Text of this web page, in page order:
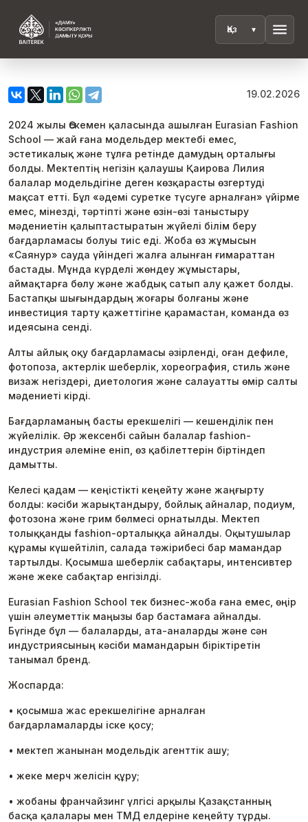
menu
19.02.2026
2024 жылы Өскемен қаласында ашылған Eurasian Fashion
School — жай ғана модельдер мектебі емес,
эстетикалық және тұлға ретінде дамудың орталығы
болды. Мектептің негізін қалаушы Қаирова Лилия
балалар модельдігіне деген көзқарасты өзгертуді
мақсат етті. Бұл «әдемі суретке түсуге арналған» үйірме
емес, мінезді, тәртіпті және өзін-өзі таныстыру
мәдениетін қалыптастыратын жүйелі білім беру
бағдарламасы болуы тиіс еді. Жоба өз жұмысын
«Саянур» сауда үйіндегі жалға алынған ғимараттан
бастады. Мұнда күрделі жөндеу жұмыстары,
аймақтарға бөлу және жабдық сатып алу қажет болды.
Бастапқы шығындардың жоғары болғаны және
инвестиция тарту қажеттігіне қарамастан, команда өз
идеясына сенді.
Алты айлық оқу бағдарламасы әзірленді, оған дефиле,
фотопоза, актерлік шеберлік, хореография, стиль және
визаж негіздері, диетология және салауатты өмір салты
мәдениеті кірді.
Бағдарламаның басты ерекшелігі — кешенділік пен
жүйелілік. Әр жексенбі сайын балалар fashion-
индустрия әлеміне еніп, өз қабілеттерін біртіндеп
дамытты.
Келесі қадам — кеңістікті кеңейту және жаңғырту
болды: кәсіби жарықтандыру, бойлық айналар, подиум,
фотозона және грим бөлмесі орнатылды. Мектеп
толыққанды fashion-орталыққа айналды. Оқытушылар
құрамы күшейтіліп, салада тәжірибесі бар мамандар
тартылды. Қосымша шеберлік сабақтары, интенсивтер
және жеке сабақтар енгізілді.
Eurasian Fashion School тек бизнес-жоба ғана емес, өңір
үшін әлеуметтік маңызы бар бастамаға айналды.
Бүгінде бұл — балаларды, ата-аналарды және сән
индустриясының кәсіби мамандарын біріктіретін
танымал бренд.
Жоспарда:
• қосымша жас ерекшелігіне арналған
бағдарламаларды іске қосу;
• мектеп жанынан модельдік агенттік ашу;
• жеке мерч желісін құру;
• жобаны франчайзинг үлгісі арқылы Қазақстанның
басқа қалалары мен ТМД елдеріне кеңейту тұрды.